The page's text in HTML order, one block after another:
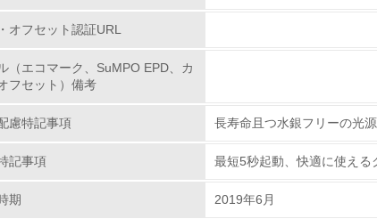
<L2> 購入している製品・サービスの量と種類を把握し、
包装・物
オフセット認証URL
（エコマーク、SuMPO EPD、カ
フセット）備考
慮特記事項 長寿命且つ水銀フリーの光
記事項 最短5秒起動、快適に使える
期 2019年6月